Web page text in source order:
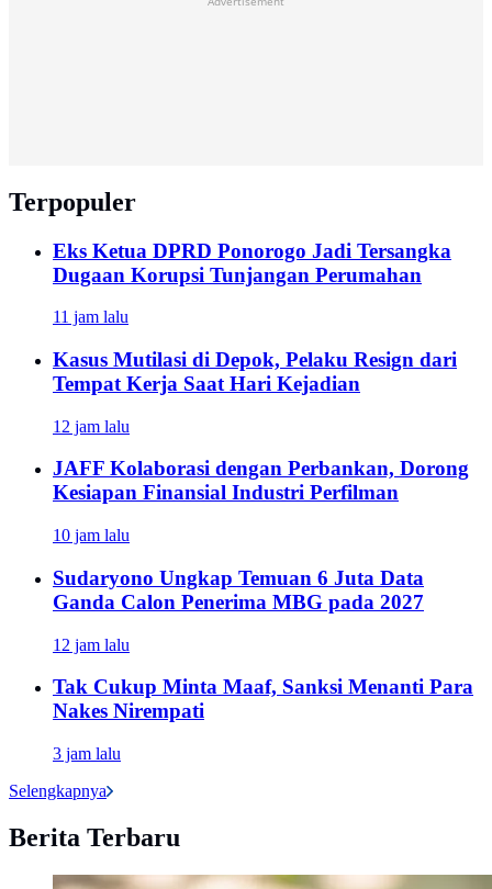
Terpopuler
Eks Ketua DPRD Ponorogo Jadi Tersangka
Dugaan Korupsi Tunjangan Perumahan
11 jam lalu
Kasus Mutilasi di Depok, Pelaku Resign dari
Tempat Kerja Saat Hari Kejadian
12 jam lalu
JAFF Kolaborasi dengan Perbankan, Dorong
Kesiapan Finansial Industri Perfilman
10 jam lalu
Sudaryono Ungkap Temuan 6 Juta Data
Ganda Calon Penerima MBG pada 2027
12 jam lalu
Tak Cukup Minta Maaf, Sanksi Menanti Para
Nakes Nirempati
3 jam lalu
Selengkapnya
Berita Terbaru